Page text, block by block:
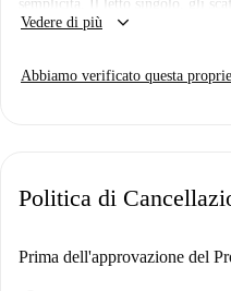
semplicità. Il letto singolo, gli
scrivania ti garantiscono tutto il
disponibile la connessione
vicinanze. Per mangiare, puoi
BioMarkt Berlin, Edeka, E-Center
Vedere di più keyboard_arrow_down
Abbiamo verificato questa
Politica di
Prima dell'approvazione del